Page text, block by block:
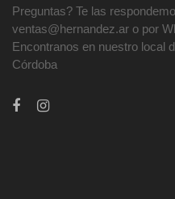
Preguntas? Te las
ventas@hernandez.ar o por
Encontranos en nuestro local
Córdoba